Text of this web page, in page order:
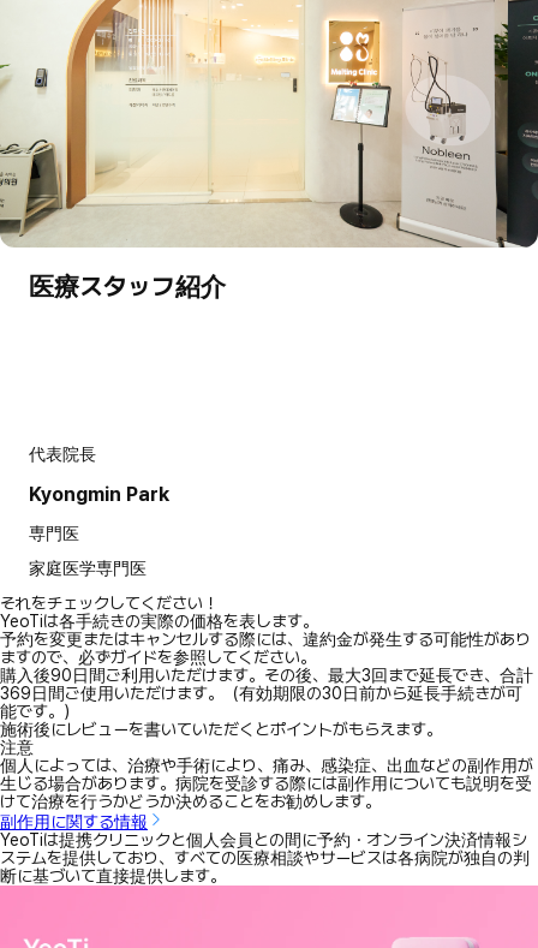
医療スタッフ紹介
代表院長
Kyongmin Park
専門医
家庭医学専門医
それをチェックしてください！
YeoTiは各手続きの実際の価格を表します。
予約を変更またはキャンセルする際には、違約金が発生する可能性があり
ますので、必ずガイドを参照してください。
購入後90日間ご利用いただけます。その後、最大3回まで延長でき、合計
369日間ご使用いただけます。（有効期限の30日前から延長手続きが可
能です。）
施術後にレビューを書いていただくとポイントがもらえます。
注意
個人によっては、治療や手術により、痛み、感染症、出血などの副作用が
生じる場合があります。病院を受診する際には副作用についても説明を受
けて治療を行うかどうか決めることをお勧めします。
副作用に関する情報
YeoTiは提携クリニックと個人会員との間に予約・オンライン決済情報シ
ステムを提供しており、すべての医療相談やサービスは各病院が独自の判
断に基づいて直接提供します。